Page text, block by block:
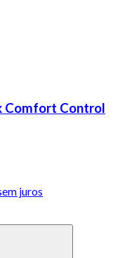
Comfort Control
juros